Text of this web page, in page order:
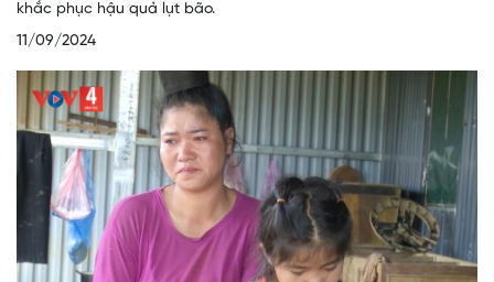
khắc phục hậu quả lụt bão.
11/09/2024